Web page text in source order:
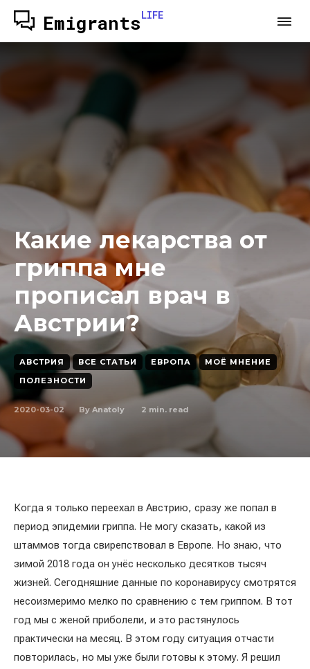
EmigrantsLIFE
Какие лекарства от
гриппа мне
прописал врач в
Австрии?
АВСТРИЯ ВСЕ СТАТЬИ ЕВРОПА
МОЁ МНЕНИЕ
ПОЛЕЗНОСТИ
2020-03-02 By Anatoly 2 min. read
Когда я только переехал в Австрию, сразу же попал в
период эпидемии гриппа. Не могу сказать, какой из
штаммов тогда свирепствовал в Европе. Но знаю, что
зимой 2018 года он унёс несколько десятков тысяч
жизней. Сегодняшние данные по коронавирусу смотрятся
несоизмеримо мелко по сравнению с тем гриппом. В тот
год мы с женой приболели, и это растянулось
практически на месяц. В этом году ситуация отчасти
повторилась, но мы уже были готовы к этому. Я решил